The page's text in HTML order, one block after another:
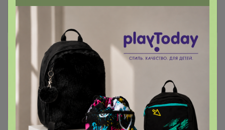
Сбор заказов в данной закупке
завершен.
К сожалению организатор еще не открыл
новую. Подпишитесь на новости закупки,
чтобы быть в курсе её открытия!